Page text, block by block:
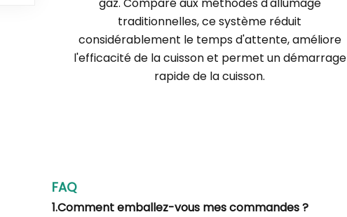
traditionnelles, ce système réduit
considérablement le temps d'attente, améliore
l'efficacité de la cuisson et permet un démarrage
rapide de la cuisson.
FAQ
1.Comment emballez-vous mes commandes ?